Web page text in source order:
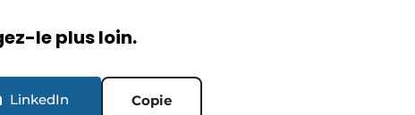
le plus loin.
LinkedIn Copie